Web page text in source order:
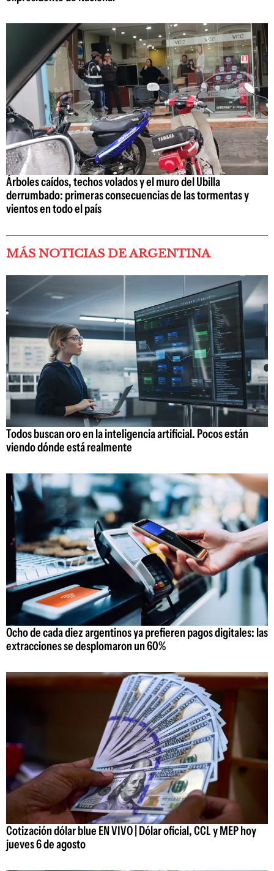
Árboles caídos, techos volados y el muro del Ubilla
derrumbado: primeras consecuencias de las tormentas y
vientos en todo el país
MÁS NOTICIAS DE ARGENTINA
Todos buscan oro en la inteligencia artificial. Pocos están
viendo dónde está realmente
Ocho de cada diez argentinos ya prefieren pagos digitales: las
extracciones se desplomaron un 60%
Cotización dólar blue EN VIVO | Dólar oficial, CCL y MEP hoy
jueves 6 de agosto